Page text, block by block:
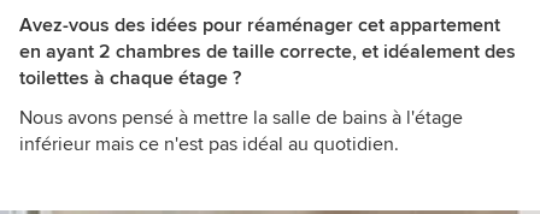
Avez-vous des idées pour réaménager cet appartement
en ayant 2 chambres de taille correcte, et idéalement des
toilettes à chaque étage ?
Nous avons pensé à mettre la salle de bains à l'étage
inférieur mais ce n'est pas idéal au quotidien.